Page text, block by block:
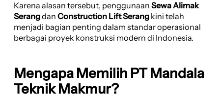
Karena alasan tersebut, penggunaan Sewa Alimak
Serangdan Construction Lift Serang kini telah
menjadi bagian penting dalam standar operasional
berbagai proyek konstruksi modern di Indonesia.
Mengapa Memilih PT Mandala
Teknik Makmur?